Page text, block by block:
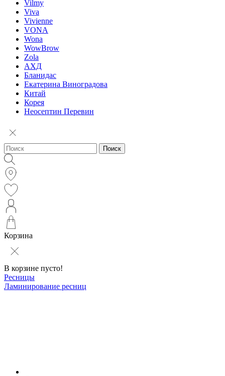
Vilmy
Viva
Vivienne
VONA
Wona
WowBrow
Zola
АХД
Бланидас
Екатерина Виноградова
Китай
Корея
Неосептин Перевин
Поиск
Корзина
В корзине пусто!
Ресницы
Ламинирование ресниц